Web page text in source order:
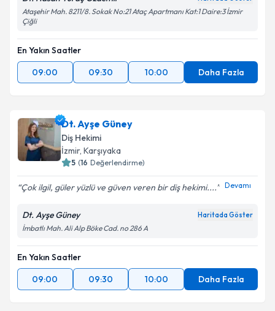
Ataşehir Mah. 8211/8. Sokak No:21 Ataç Apartmanı Kat:1 Daire:3 İzmir
Çiğli
En Yakın Saatler
09:00
09:30 10:00 Daha Fazla
Dt. Ayşe Güney
Diş Hekimi
İzmir, Karşıyaka
5 (16 Değerlendirme)
Çok ilgil, güler yüzlü ve güven veren bir diş hekimi.... Devamı
Dt. Ayşe Güney Haritada Göster
İmbatlı Mah. Ali Alp Böke Cad. no 286 A
En Yakın Saatler
09:00
09:30 10:00 Daha Fazla